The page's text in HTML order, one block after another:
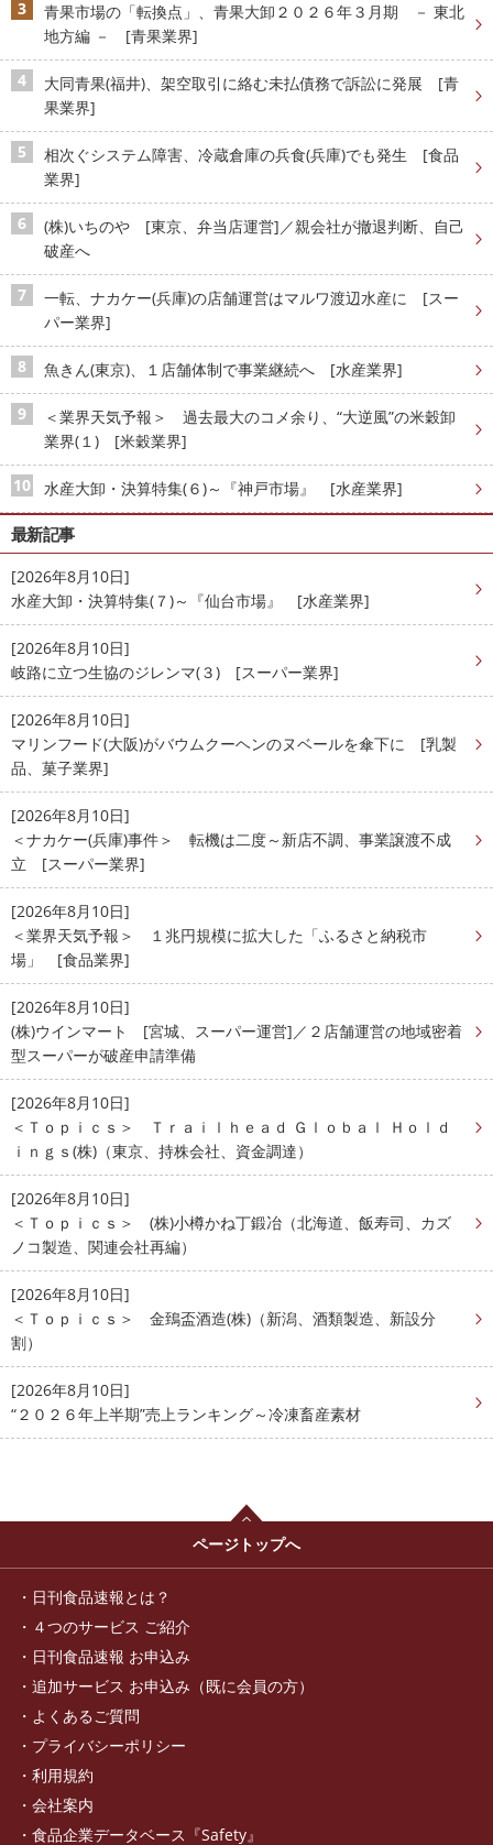
青果市場の「転換点」、青果大卸２０２６年３月期 － 東北
地方編 － [青果業界]
大同青果(福井)、架空取引に絡む未払債務で訴訟に発展 [青
果業界]
相次ぐシステム障害、冷蔵倉庫の兵食(兵庫)でも発生 [食品
業界]
(株)いちのや [東京、弁当店運営]／親会社が撤退判断、自己
破産へ
一転、ナカケー(兵庫)の店舗運営はマルワ渡辺水産に [スー
パー業界]
魚きん(東京)、１店舗体制で事業継続へ [水産業界]
＜業界天気予報＞ 過去最大のコメ余り、“大逆風”の米穀卸
業界(１) [米穀業界]
水産大卸・決算特集(６)～『神戸市場』 [水産業界]
最新記事
[2026年8月10日]
水産大卸・決算特集(７)～『仙台市場』 [水産業界]
[2026年8月10日]
岐路に立つ生協のジレンマ(３) [スーパー業界]
[2026年8月10日]
マリンフード(大阪)がバウムクーヘンのヌベールを傘下に [乳製
品、菓子業界]
[2026年8月10日]
＜ナカケー(兵庫)事件＞ 転機は二度～新店不調、事業譲渡不成
立 [スーパー業界]
[2026年8月10日]
＜業界天気予報＞ １兆円規模に拡大した「ふるさと納税市
場」 [食品業界]
[2026年8月10日]
(株)ウインマート [宮城、スーパー運営]／２店舗運営の地域密着
型スーパーが破産申請準備
[2026年8月10日]
＜Ｔｏｐｉｃｓ＞ Ｔｒａｉｌｈｅａｄ Ｇｌｏｂａｌ Ｈｏｌｄ
ｉｎｇｓ(株)（東京、持株会社、資金調達）
[2026年8月10日]
＜Ｔｏｐｉｃｓ＞ (株)小樽かね丁鍛冶（北海道、飯寿司、カズ
ノコ製造、関連会社再編）
[2026年8月10日]
＜Ｔｏｐｉｃｓ＞ 金鵄盃酒造(株)（新潟、酒類製造、新設分
割）
[2026年8月10日]
“２０２６年上半期”売上ランキング～冷凍畜産素材
ページトップへ
日刊食品速報とは？
４つのサービス ご紹介
日刊食品速報 お申込み
追加サービス お申込み（既に会員の方）
よくあるご質問
プライバシーポリシー
利用規約
会社案内
食品企業データベース『Safety』